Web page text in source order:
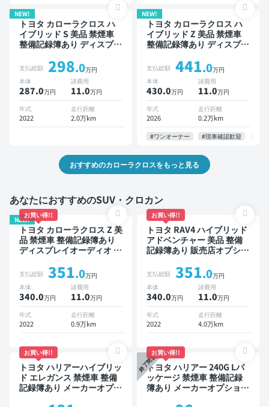
NEW!
トヨタ カローラクロス ハ
イブリッド S 美品 禁煙車
整備記録簿あり ディスプレ
ポットモニター オートクル
ーズ スマートキー ETC サ
ンルーフ バックモニター
全方位カメラ ドライブレコ
ーダー 衝突軽減
支払総額 298.0万円
本体
287.0万円
諸費用
11.0万円
年式
2022
走行距離
2.0万km
NEW!
トヨタ カローラクロス ハ
イブリッド Z 美品 禁煙車
整備記録簿あり ディスプレ
あり 本革シート TV ブライ
ンドスポットモニター オー
トクルーズ スマートキー
ETC 電動バックドア バッ
クモニター 全方位カメラ
ドライブレコーダー 衝突軽
減
支払総額 441.0万円
本体
430.0万円
諸費用
11.0万円
年式
2026
走行距離
0.2万km
#ワンオーナー #現車確認歓迎
おすすめのカローラクロスをもっと見る
あなたにおすすめのSUV・クロカン
NEW!
お買い得!!
トヨタ カローラクロス Z 美
品 禁煙車 整備記録簿あり
ディスプレイオーディオ ※
スポットモニター オートク
ルーズ スマートキー ETC
電動バックドア バックモニ
ター 全方位カメラ ドライ
ブレコーダー 衝突軽減
支払総額 351.0万円
本体
340.0万円
諸費用
11.0万円
年式
2022
走行距離
0.9万km
お買い得!!
トヨタ RAV4 ハイブリッド
アドベンチャー 美品 整備
記録簿あり 販売店オプショ
ットモニター デジタルイン
ナーミラー オートクルーズ
スマートキー ETC バック
モニター ドライブレコーダ
ー 衝突軽減
支払総額 351.0万円
本体
340.0万円
諸費用
11.0万円
年式
2022
走行距離
4.0万km
お買い得!!
トヨタ ハリアーハイブリッ
ド エレガンス 禁煙車 整備
記録簿あり メーカーオプシ
終了間近
お買い得!!
トヨタ ハリアー 240G Lパ
ッケージ 禁煙車 整備記録
簿あり メーカーオプション